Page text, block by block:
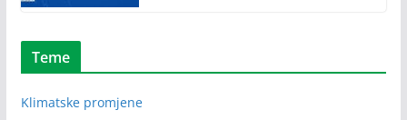
Teme
Klimatske promjene